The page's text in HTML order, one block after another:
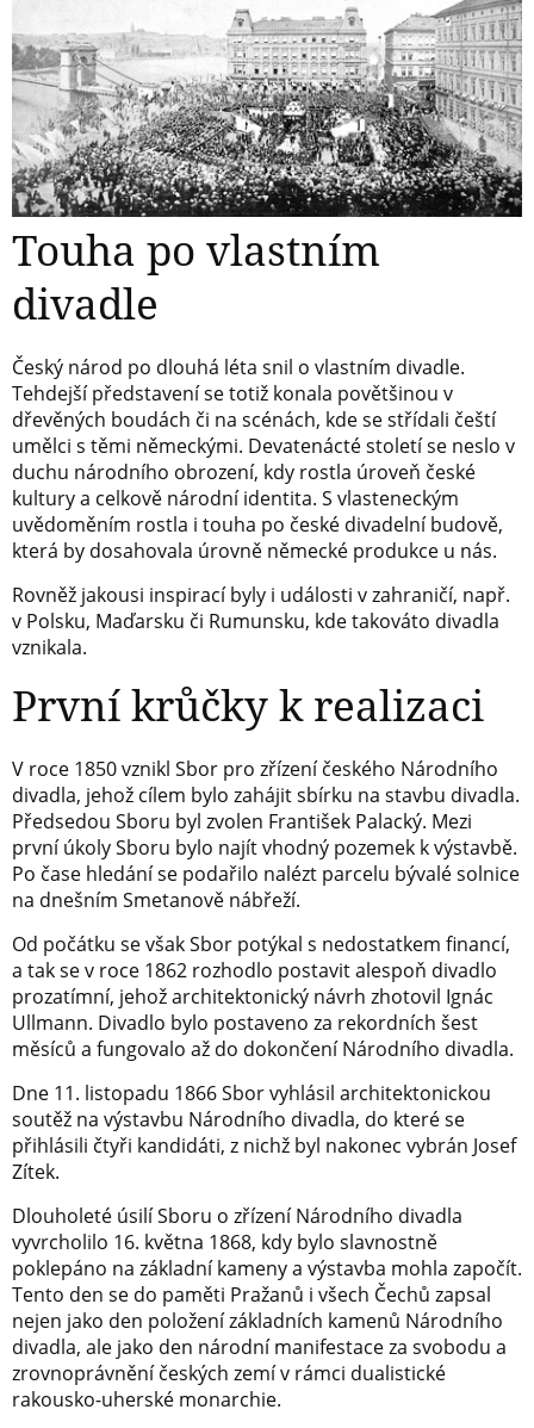
Touha po vlastním
divadle
Český národ po dlouhá léta snil o vlastním divadle.
Tehdejší představení se totiž konala povětšinou v
dřevěných boudách či na scénách, kde se střídali čeští
umělci s těmi německými. Devatenácté století se neslo v
duchu národního obrození, kdy rostla úroveň české
kultury a celkově národní identita. S vlasteneckým
uvědoměním rostla i touha po české divadelní budově,
která by dosahovala úrovně německé produkce u nás.
Rovněž jakousi inspirací byly i události v zahraničí, např.
v Polsku, Maďarsku či Rumunsku, kde takováto divadla
vznikala.
První krůčky k realizaci
V roce 1850 vznikl Sbor pro zřízení českého Národního
divadla, jehož cílem bylo zahájit sbírku na stavbu divadla.
Předsedou Sboru byl zvolen František Palacký. Mezi
první úkoly Sboru bylo najít vhodný pozemek k výstavbě.
Po čase hledání se podařilo nalézt parcelu bývalé solnice
na dnešním Smetanově nábřeží.
Od počátku se však Sbor potýkal s nedostatkem financí,
a tak se v roce 1862 rozhodlo postavit alespoň divadlo
prozatímní, jehož architektonický návrh zhotovil Ignác
Ullmann. Divadlo bylo postaveno za rekordních šest
měsíců a fungovalo až do dokončení Národního divadla.
Dne 11. listopadu 1866 Sbor vyhlásil architektonickou
soutěž na výstavbu Národního divadla, do které se
přihlásili čtyři kandidáti, z nichž byl nakonec vybrán Josef
Zítek.
Dlouholeté úsilí Sboru o zřízení Národního divadla
vyvrcholilo 16. května 1868, kdy bylo slavnostně
poklepáno na základní kameny a výstavba mohla započít.
Tento den se do paměti Pražanů i všech Čechů zapsal
nejen jako den položení základních kamenů Národního
divadla, ale jako den národní manifestace za svobodu a
zrovnoprávnění českých zemí v rámci dualistické
rakousko-uherské monarchie.